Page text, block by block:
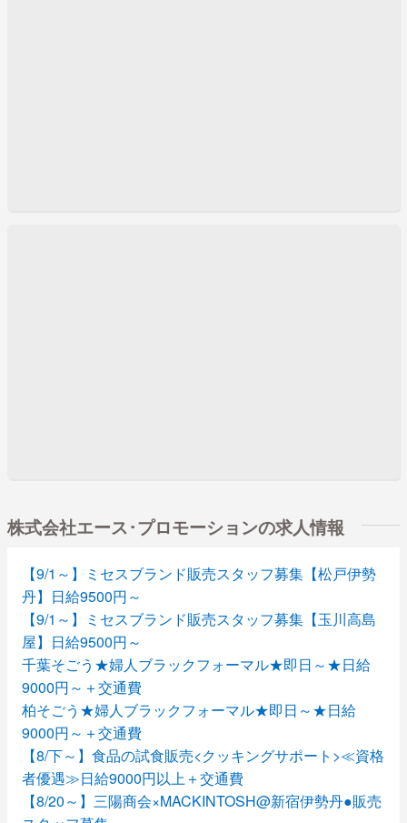
株式会社エース･プロモーションの求人情報
【9/1～】ミセスブランド販売スタッフ募集【松戸伊勢
丹】日給9500円～
【9/1～】ミセスブランド販売スタッフ募集【玉川高島
屋】日給9500円～
千葉そごう★婦人ブラックフォーマル★即日～★日給
9000円～＋交通費
柏そごう★婦人ブラックフォーマル★即日～★日給
9000円～＋交通費
【8/下～】食品の試食販売<クッキングサポート>≪資格
者優遇≫日給9000円以上＋交通費
【8/20～】三陽商会×MACKINTOSH@新宿伊勢丹●販売